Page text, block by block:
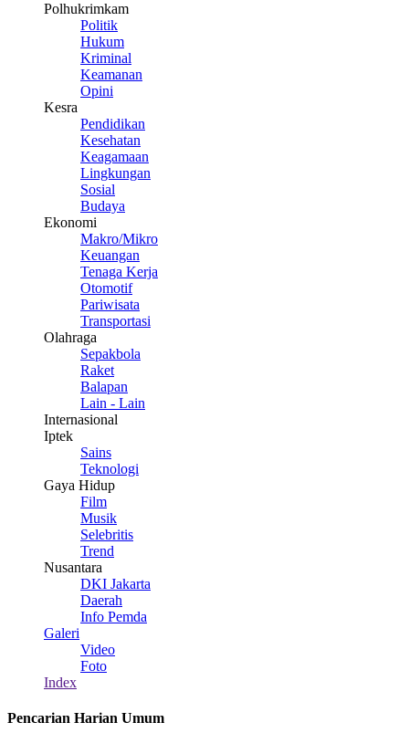
Polhukrimkam
Politik
Hukum
Kriminal
Keamanan
Opini
Kesra
Pendidikan
Kesehatan
Keagamaan
Lingkungan
Sosial
Budaya
Ekonomi
Makro/Mikro
Keuangan
Tenaga Kerja
Otomotif
Pariwisata
Transportasi
Olahraga
Sepakbola
Raket
Balapan
Lain - Lain
Internasional
Iptek
Sains
Teknologi
Gaya Hidup
Film
Musik
Selebritis
Trend
Nusantara
DKI Jakarta
Daerah
Info Pemda
Galeri
Video
Foto
Index
Pencarian Harian Umum